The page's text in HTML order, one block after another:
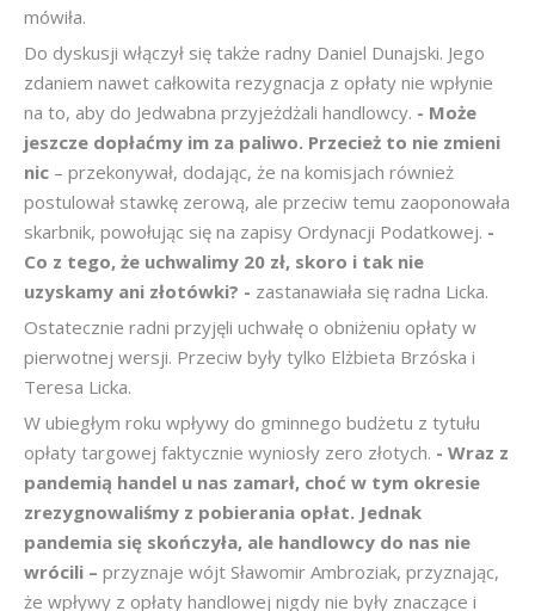
mówiła.
Do dyskusji włączył się także radny Daniel Dunajski. Jego
zdaniem nawet całkowita rezygnacja z opłaty nie wpłynie
na to, aby do Jedwabna przyjeżdżali handlowcy. - Może
jeszcze dopłaćmy im za paliwo. Przecież to nie zmieni
nic – przekonywał, dodając, że na komisjach również
postulował stawkę zerową, ale przeciw temu zaoponowała
skarbnik, powołując się na zapisy Ordynacji Podatkowej. -
Co z tego, że uchwalimy 20 zł, skoro i tak nie
uzyskamy ani złotówki? - zastanawiała się radna Licka.
Ostatecznie radni przyjęli uchwałę o obniżeniu opłaty w
pierwotnej wersji. Przeciw były tylko Elżbieta Brzóska i
Teresa Licka.
W ubiegłym roku wpływy do gminnego budżetu z tytułu
opłaty targowej faktycznie wyniosły zero złotych. - Wraz z
pandemią handel u nas zamarł, choć w tym okresie
zrezygnowaliśmy z pobierania opłat. Jednak
pandemia się skończyła, ale handlowcy do nas nie
wrócili – przyznaje wójt Sławomir Ambroziak, przyznając,
że wpływy z opłaty handlowej nigdy nie były znaczące i